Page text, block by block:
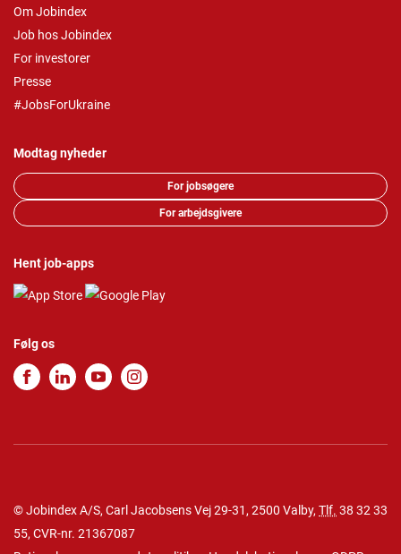
Om Jobindex
Job hos Jobindex
For investorer
Presse
#JobsForUkraine
Modtag nyheder
For jobsøgere
For arbejdsgivere
Hent job-apps
Følg os
© Jobindex A/S, Carl Jacobsens Vej 29-31, 2500 Valby, Tlf. 38 32 33
55, CVR-nr. 21367087